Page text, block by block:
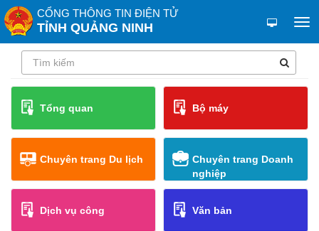
CỔNG THÔNG TIN ĐIỆN TỬ
TỈNH QUẢNG NINH
Tổng quan Bộ máy
Chuyên trang Du lịch
Chuyên trang Doanh
nghiệp
Dịch vụ công Văn bản